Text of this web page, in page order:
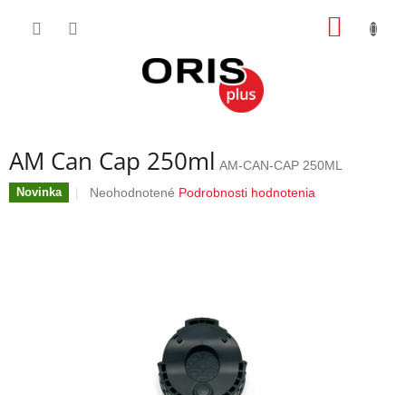
AM Can Cap 250ml AM-CAN-CAP 250ML
Novinka
Priemerné
Neohodnotené Podrobnosti hodnotenia